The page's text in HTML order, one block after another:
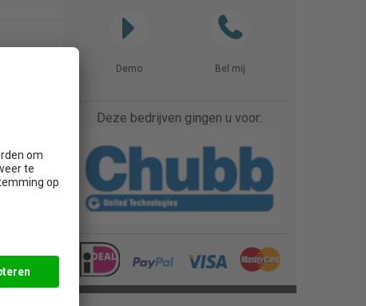
Demo Bel mij
Deze bedrijven gingen u voor: